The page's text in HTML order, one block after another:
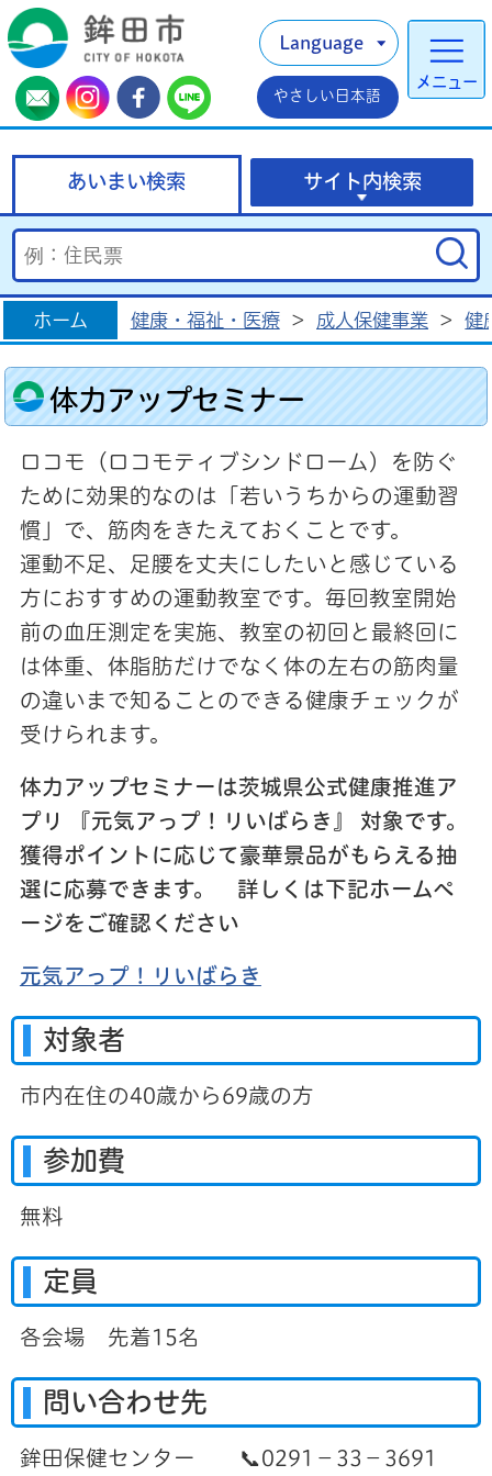
メニュー
Language
やさしい日本語
あいまい検索 サイト内検索
ホーム 健康・福祉・医療 > 成人保健事業 > 健
体力アップセミナー
ロコモ（ロコモティブシンドローム）を防ぐ
ために効果的なのは「若いうちからの運動習
慣」で、筋肉をきたえておくことです。
運動不足、足腰を丈夫にしたいと感じている
方におすすめの運動教室です。毎回教室開始
前の血圧測定を実施、教室の初回と最終回に
は体重、体脂肪だけでなく体の左右の筋肉量
の違いまで知ることのできる健康チェックが
受けられます。
体力アップセミナーは茨城県公式健康推進ア
プリ 『元気アっプ！リいばらき』 対象です。
獲得ポイントに応じて豪華景品がもらえる抽
選に応募できます。 詳しくは下記ホームペ
ージをご確認ください
元気アっプ！リいばらき
対象者
市内在住の40歳から69歳の方
参加費
無料
定員
各会場 先着15名
問い合わせ先
鉾田保健センター 📞0291－33－3691